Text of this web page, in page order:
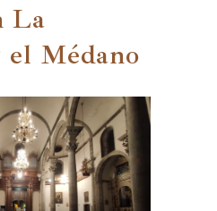
La
el Médano